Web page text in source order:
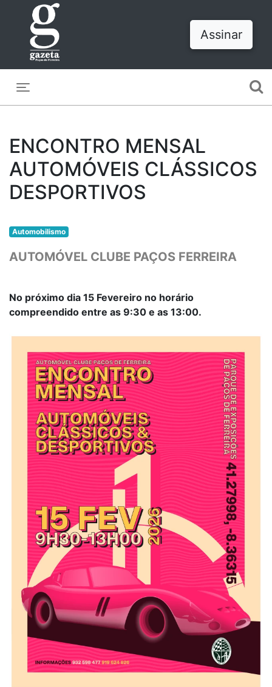
Assinar
ENCONTRO MENSAL
AUTOMÓVEIS CLÁSSICOS
DESPORTIVOS
Automobilismo
AUTOMÓVEL CLUBE PAÇOS FERREIRA
No próximo dia 15 Fevereiro no horário
compreendido entre as 9:30 e as 13:00.